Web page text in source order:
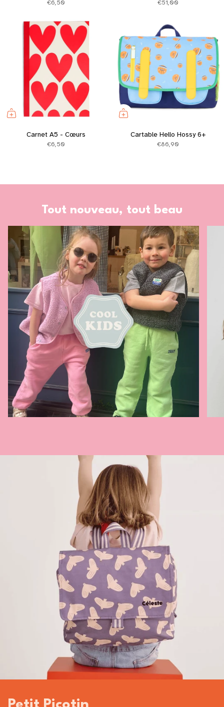
€6,50 €51,00
Carnet A5 - Cœurs
€6,50
Cartable Hello Hossy 6+
€86,90
Tout nouveau, tout beau